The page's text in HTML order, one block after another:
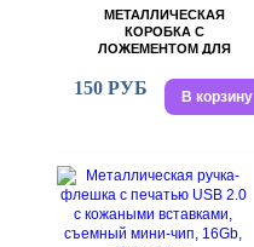
МЕТАЛЛИЧЕСКАЯ
КОРОБКА С
ЛОЖЕМЕНТОМ ДЛЯ
РАЗМЕРА, 6,2 Х 9 Х 1,8
150 РУБ В корзину